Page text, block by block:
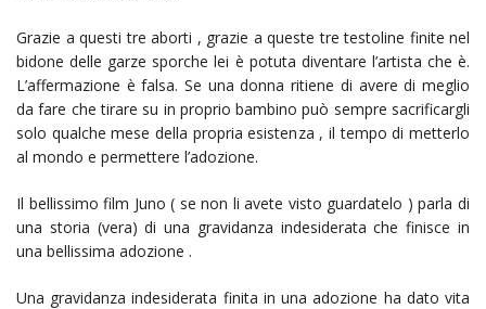
Grazie a questi tre aborti , grazie a queste tre testoline finite nel
bidone delle garze sporche lei è potuta diventare l’artista che è.
L’affermazione è falsa. Se una donna ritiene di avere di meglio
da fare che tirare su in proprio bambino può sempre sacrificargli
solo qualche mese della propria esistenza , il tempo di metterlo
al mondo e permettere l’adozione.
Il bellissimo film Juno ( se non li avete visto guardatelo ) parla di
una storia (vera) di una gravidanza indesiderata che finisce in
una bellissima adozione .
Una gravidanza indesiderata finita in una adozione ha dato vita